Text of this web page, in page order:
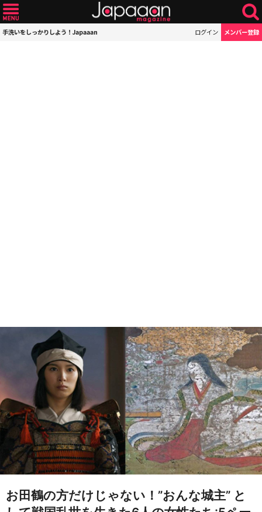
手洗いをしっかりしよう！Japaaan ログイン メンバー登録
お田鶴の方だけじゃない！”おんな城主” と